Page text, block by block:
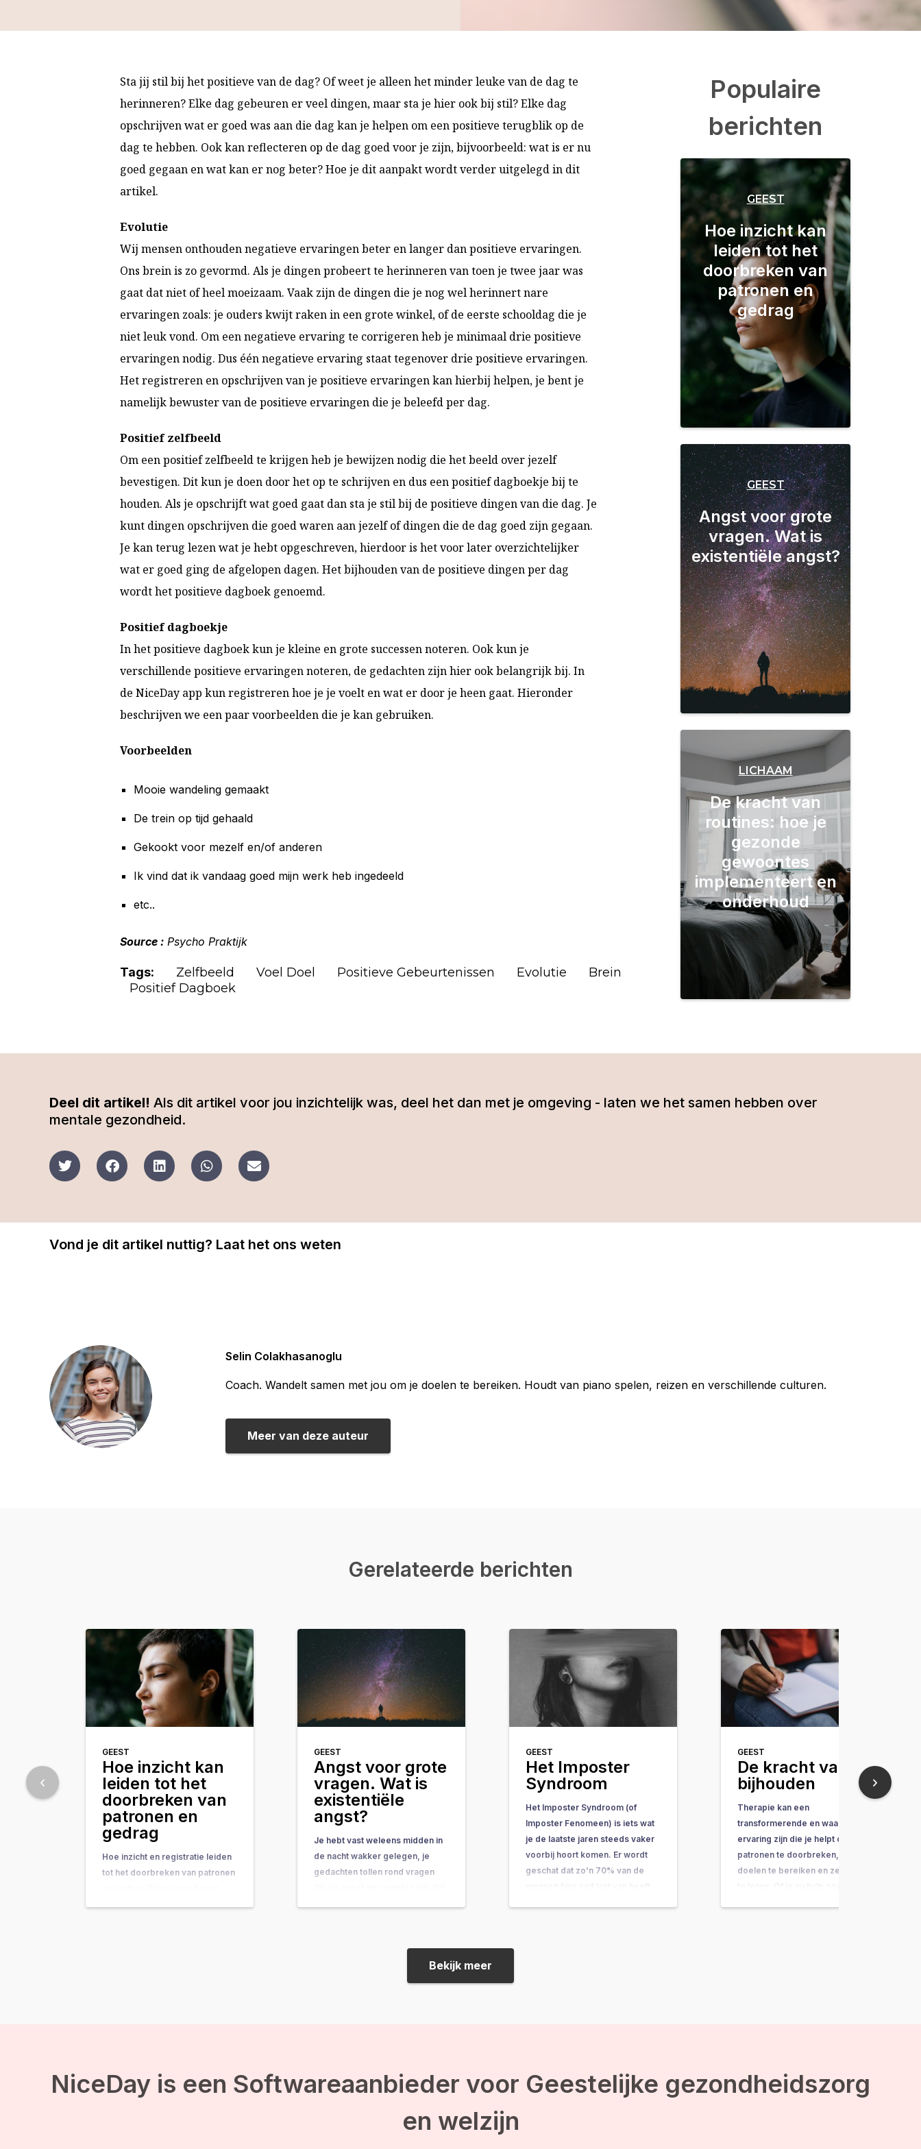
Sta jij stil bij het positieve van de dag? Of weet je alleen het minder leuke van de dag te
herinneren? Elke dag gebeuren er veel dingen, maar sta je hier ook bij stil? Elke dag
opschrijven wat er goed was aan die dag kan je helpen om een positieve terugblik op de
dag te hebben. Ook kan reflecteren op de dag goed voor je zijn, bijvoorbeeld: wat is er nu
goed gegaan en wat kan er nog beter? Hoe je dit aanpakt wordt verder uitgelegd in dit
artikel.
Evolutie
Wij mensen onthouden negatieve ervaringen beter en langer dan positieve ervaringen.
Ons brein is zo gevormd. Als je dingen probeert te herinneren van toen je twee jaar was
gaat dat niet of heel moeizaam. Vaak zijn de dingen die je nog wel herinnert nare
ervaringen zoals: je ouders kwijt raken in een grote winkel, of de eerste schooldag die je
niet leuk vond. Om een negatieve ervaring te corrigeren heb je minimaal drie positieve
ervaringen nodig. Dus één negatieve ervaring staat tegenover drie positieve ervaringen.
Het registreren en opschrijven van je positieve ervaringen kan hierbij helpen, je bent je
namelijk bewuster van de positieve ervaringen die je beleefd per dag.
Positief zelfbeeld
Om een positief zelfbeeld te krijgen heb je bewijzen nodig die het beeld over jezelf
bevestigen. Dit kun je doen door het op te schrijven en dus een positief dagboekje bij te
houden. Als je opschrijft wat goed gaat dan sta je stil bij de positieve dingen van die dag. Je
kunt dingen opschrijven die goed waren aan jezelf of dingen die de dag goed zijn gegaan.
Je kan terug lezen wat je hebt opgeschreven, hierdoor is het voor later overzichtelijker
wat er goed ging de afgelopen dagen. Het bijhouden van de positieve dingen per dag
wordt het positieve dagboek genoemd.
Positief dagboekje
In het positieve dagboek kun je kleine en grote successen noteren. Ook kun je
verschillende positieve ervaringen noteren, de gedachten zijn hier ook belangrijk bij. In
de NiceDay app kun registreren hoe je je voelt en wat er door je heen gaat. Hieronder
beschrijven we een paar voorbeelden die je kan gebruiken.
Voorbeelden
Mooie wandeling gemaakt
De trein op tijd gehaald
Gekookt voor mezelf en/of anderen
Ik vind dat ik vandaag goed mijn werk heb ingedeeld
etc..
Source : Psycho Praktijk
Tags: Zelfbeeld Voel Doel Positieve Gebeurtenissen Evolutie
Brein
Positief Dagboek
Populaire
berichten
GEEST
Hoe inzicht kan
leiden tot het
doorbreken van
patronen en
gedrag
GEEST
Angst voor grote
vragen. Wat is
existentiële angst?
LICHAAM
De kracht van
routines: hoe je
gezonde
gewoontes
implementeert en
onderhoud
Deel dit artikel! Als dit artikel voor jou inzichtelijk was, deel het dan met je omgeving - laten we het samen hebben over
mentale gezondheid.
Vond je dit artikel nuttig? Laat het ons weten
Selin Colakhasanoglu
Coach. Wandelt samen met jou om je doelen te bereiken. Houdt van piano spelen, reizen en verschillende culturen.
Meer van deze auteur
Gerelateerde berichten
GEEST
Hoe inzicht kan
leiden tot het
doorbreken van
patronen en
gedrag
Hoe inzicht en registratie leiden
tot het doorbreken van patronen
GEEST
Angst voor grote
vragen. Wat is
existentiële
angst?
Je hebt vast weleens midden in
de nacht wakker gelegen, je
gedachten tollen rond vragen
gebeurt er na de dood?” komen
GEEST
Het Imposter
Syndroom
Het Imposter Syndroom (of
Imposter Fenomeen) is iets wat
je de laatste jaren steeds vaker
voorbij hoort komen. Er wordt
geschat dat zo’n 70% van de
GEEST
De kracht van
bijhouden
Therapie kan een
transformerende en waardevolle
ervaring zijn die je helpt oude
patronen te doorbreken, je
doelen te bereiken en zelfzorg
Bekijk meer
NiceDay is een Softwareaanbieder voor Geestelijke gezondheidszorg
en welzijn